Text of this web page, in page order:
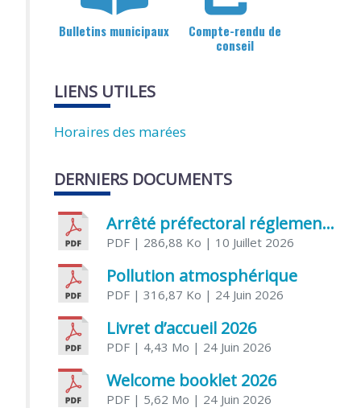
Bulletins municipaux
Compte-rendu de
conseil
LIENS UTILES
Horaires des marées
DERNIERS DOCUMENTS
Arrêté préfectoral réglementant l’usage de l’eau
PDF | 286,88 Ko | 10 Juillet 2026
Pollution atmosphérique
PDF | 316,87 Ko | 24 Juin 2026
Livret d’accueil 2026
PDF | 4,43 Mo | 24 Juin 2026
Welcome booklet 2026
PDF | 5,62 Mo | 24 Juin 2026